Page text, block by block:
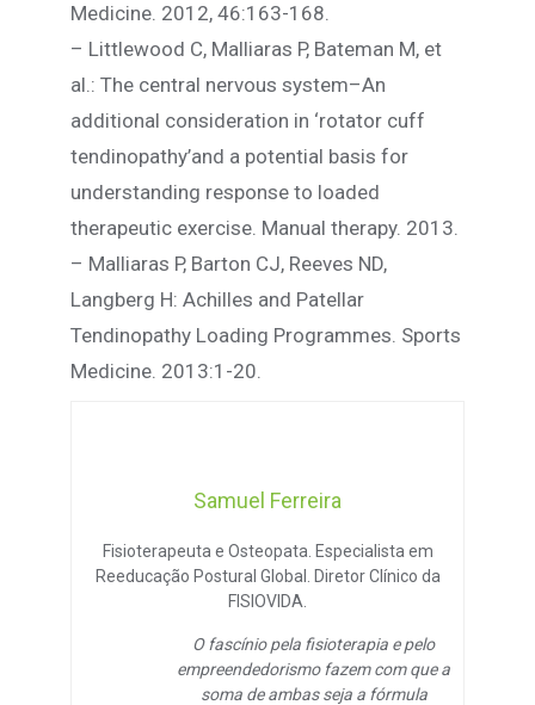
Medicine. 2012, 46:163-168.
– Littlewood C, Malliaras P, Bateman M, et
al.: The central nervous system–An
additional consideration in ‘rotator cuff
tendinopathy’and a potential basis for
understanding response to loaded
therapeutic exercise. Manual therapy. 2013.
– Malliaras P, Barton CJ, Reeves ND,
Langberg H: Achilles and Patellar
Tendinopathy Loading Programmes. Sports
Medicine. 2013:1-20.
Samuel Ferreira
Fisioterapeuta e Osteopata. Especialista em
Reeducação Postural Global. Diretor Clínico da
FISIOVIDA.
O fascínio pela fisioterapia e pelo
empreendedorismo fazem com que a
soma de ambas seja a fórmula